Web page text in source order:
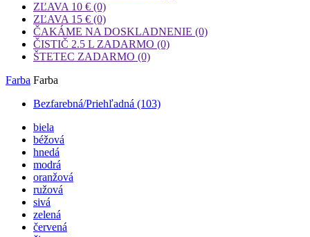
ZĽAVA 10 € (0)
ZĽAVA 15 € (0)
ČAKÁME NA DOSKLADNENIE (0)
ČISTIČ 2.5 L ZADARMO (0)
ŠTETEC ZADARMO (0)
Farba Farba
Bezfarebná/Priehľadná (103)
biela
béžová
hnedá
modrá
oranžová
ružová
sivá
zelená
červená